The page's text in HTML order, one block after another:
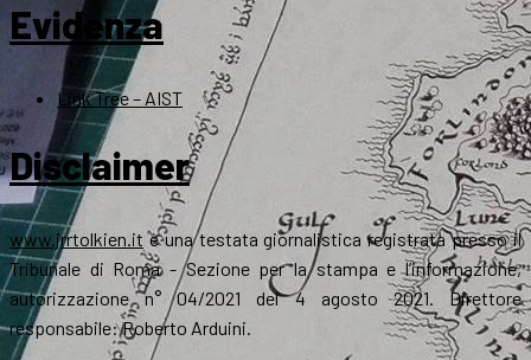
Evidenza
Link Tree – AIST
Disclaimer
www.jrrtolkien.it è una testata giornalistica registrata presso il
Tribunale di Roma - Sezione per la stampa e l’informazione,
autorizzazione n° 04/2021 del 4 agosto 2021. Direttore
responsabile: Roberto Arduini.